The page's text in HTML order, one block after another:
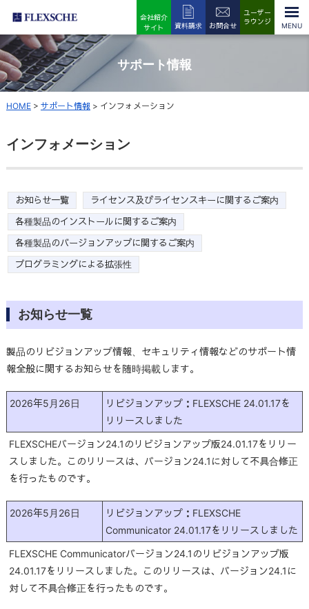
会社紹介
サイト
資料請求 お問合せ
ユーザー
ラウンジ
サポート情報
HOME> サポート情報> インフォメーション
インフォメーション
お知らせ一覧
ライセンス及びライセンスキーに関するご案内
各種製品のインストールに関するご案内
各種製品のバージョンアップに関するご案内
プログラミングによる拡張性
お知らせ一覧
製品のリビジョンアップ情報、セキュリティ情報などのサポート情
報全般に関するお知らせを随時掲載します。
2026年5月26日
リビジョンアップ：FLEXSCHE 24.01.17を
リリースしました
FLEXSCHEバージョン24.1のリビジョンアップ版24.01.17をリリー
スしました。このリリースは、バージョン24.1に対して不具合修正
を行ったものです。
2026年5月26日
リビジョンアップ：FLEXSCHE
Communicator 24.01.17をリリースしました
FLEXSCHE Communicatorバージョン24.1のリビジョンアップ版
24.01.17をリリースしました。このリリースは、バージョン24.1に
対して不具合修正を行ったものです。